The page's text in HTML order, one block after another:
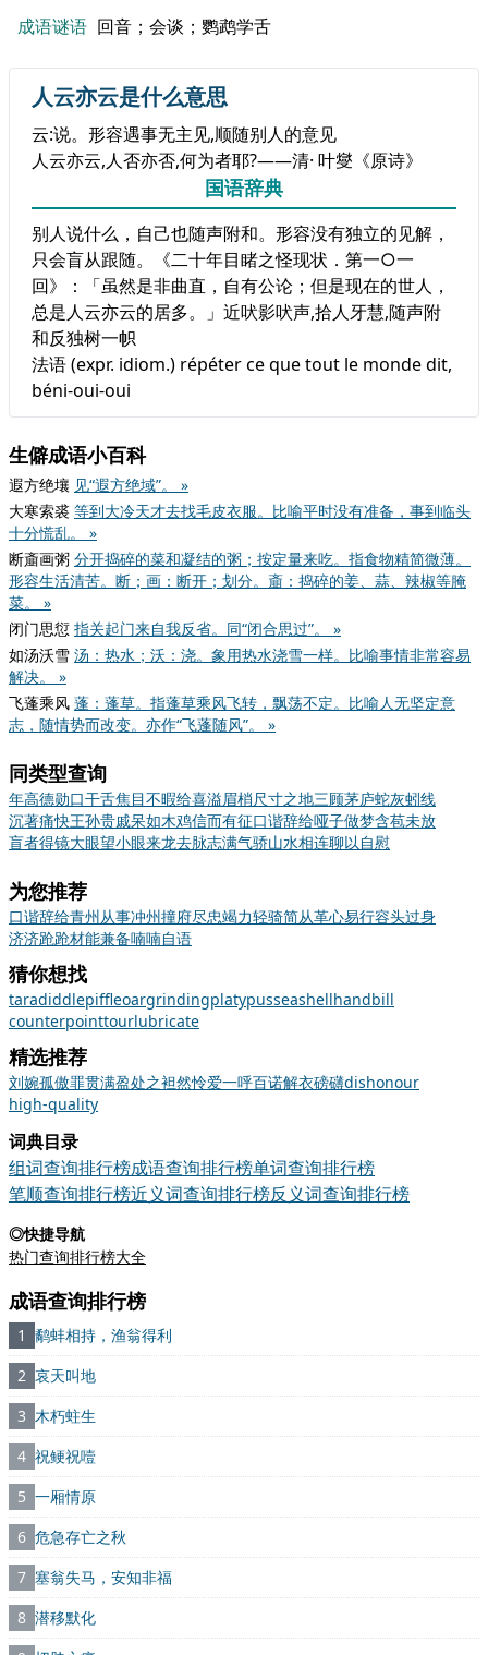
成语谜语 回音；会谈；鹦鹉学舌
人云亦云是什么意思
云:说。形容遇事无主见,顺随别人的意见
人云亦云,人否亦否,何为者耶?——清· 叶燮《原诗》
国语辞典
别人说什么，自己也随声附和。形容没有独立的见解，
只会盲从跟随。《二十年目睹之怪现状．第一○一
回》：「虽然是非曲直，自有公论；但是现在的世人，
总是人云亦云的居多。」近吠影吠声,拾人牙慧,随声附
和反独树一帜
法语 (expr. idiom.)​ répéter ce que tout le monde dit,
béni-oui-oui
生僻成语小百科
遐方绝壤 见“遐方绝域”。 »
大寒索裘 等到大冷天才去找毛皮衣服。比喻平时没有准备，事到临头
十分慌乱。 »
断齑画粥 分开捣碎的菜和凝结的粥；按定量来吃。指食物精简微薄。
形容生活清苦。断；画：断开；划分。齑：捣碎的姜、蒜、辣椒等腌
菜。 »
闭门思愆 指关起门来自我反省。同“闭合思过”。 »
如汤沃雪 汤：热水；沃：浇。象用热水浇雪一样。比喻事情非常容易
解决。 »
飞蓬乘风 蓬：蓬草。指蓬草乘风飞转，飘荡不定。比喻人无坚定意
志，随情势而改变。亦作“飞蓬随风”。 »
同类型查询
年高德勋口干舌焦目不暇给喜溢眉梢尺寸之地三顾茅庐蛇灰蚓线
沉著痛快王孙贵戚呆如木鸡信而有征口谐辞给哑子做梦含苞未放
盲者得镜大眼望小眼来龙去脉志满气骄山水相连聊以自慰
为您推荐
口谐辞给青州从事冲州撞府尽忠竭力轻骑简从革心易行容头过身
济济跄跄材能兼备喃喃自语
猜你想找
taradiddlepiffleoargrindingplatypusseashellhandbill
counterpointtourlubricate
精选推荐
刘婉孤傲罪贯满盈处之袒然怜爱一呼百诺解衣磅礴dishonour
high-quality
词典目录
组词查询排行榜成语查询排行榜单词查询排行榜
笔顺查询排行榜近义词查询排行榜反义词查询排行榜
◎快捷导航
热门查询排行榜大全
成语查询排行榜
1 鹬蚌相持，渔翁得利
2 哀天叫地
3 木朽蛀生
4 祝鲠祝噎
5 一厢情原
6 危急存亡之秋
7 塞翁失马，安知非福
8 潜移默化